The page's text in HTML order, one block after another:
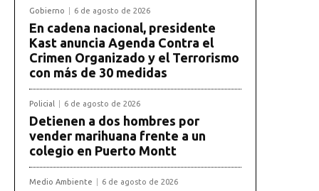
Gobierno 6 de agosto de 2026
En cadena nacional, presidente
Kast anuncia Agenda Contra el
Crimen Organizado y el Terrorismo
con más de 30 medidas
Policial 6 de agosto de 2026
Detienen a dos hombres por
vender marihuana frente a un
colegio en Puerto Montt
Medio Ambiente 6 de agosto de 2026